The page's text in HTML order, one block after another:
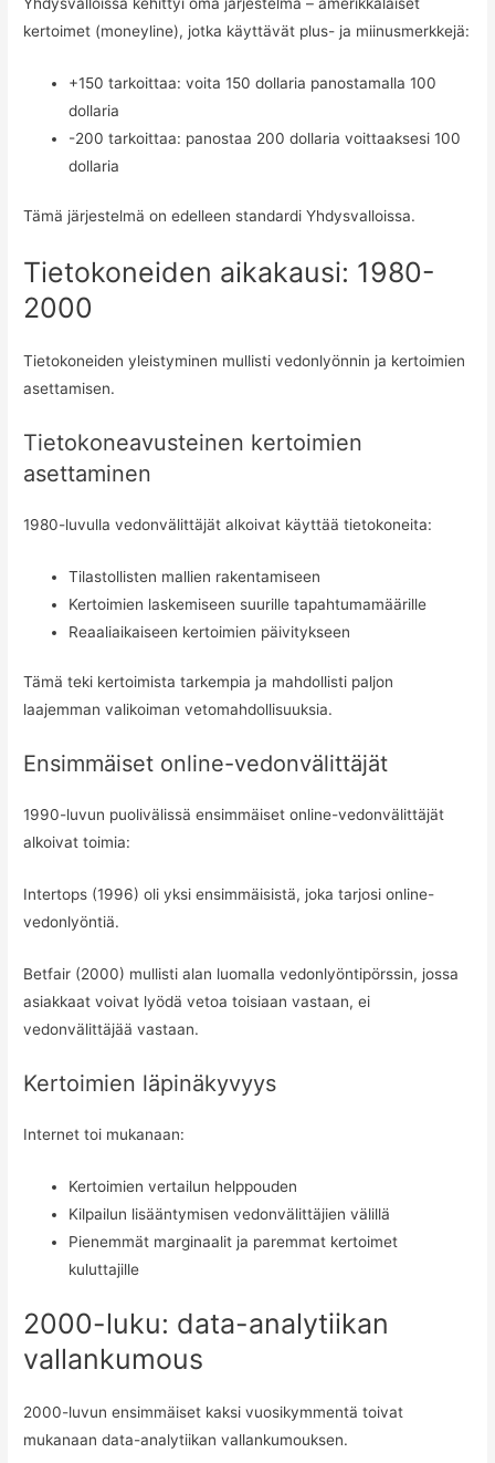
kertoimet (moneyline), jotka käyttävät plus- ja miinusmerkkejä:
+150 tarkoittaa: voita 150 dollaria panostamalla 100
dollaria
-200 tarkoittaa: panostaa 200 dollaria voittaaksesi 100
dollaria
Tämä järjestelmä on edelleen standardi Yhdysvalloissa.
Tietokoneiden aikakausi: 1980-
2000
Tietokoneiden yleistyminen mullisti vedonlyönnin ja kertoimien
asettamisen.
Tietokoneavusteinen kertoimien
asettaminen
1980-luvulla vedonvälittäjät alkoivat käyttää tietokoneita:
Tilastollisten mallien rakentamiseen
Kertoimien laskemiseen suurille tapahtumamäärille
Reaaliaikaiseen kertoimien päivitykseen
Tämä teki kertoimista tarkempia ja mahdollisti paljon
laajemman valikoiman vetomahdollisuuksia.
Ensimmäiset online-vedonvälittäjät
1990-luvun puolivälissä ensimmäiset online-vedonvälittäjät
alkoivat toimia:
Intertops (1996) oli yksi ensimmäisistä, joka tarjosi online-
vedonlyöntiä.
Betfair (2000) mullisti alan luomalla vedonlyöntipörssin, jossa
asiakkaat voivat lyödä vetoa toisiaan vastaan, ei
vedonvälittäjää vastaan.
Kertoimien läpinäkyvyys
Internet toi mukanaan:
Kertoimien vertailun helppouden
Kilpailun lisääntymisen vedonvälittäjien välillä
Pienemmät marginaalit ja paremmat kertoimet
kuluttajille
2000-luku: data-analytiikan
vallankumous
2000-luvun ensimmäiset kaksi vuosikymmentä toivat
mukanaan data-analytiikan vallankumouksen.